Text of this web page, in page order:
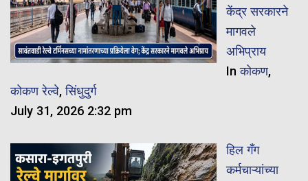
केंद्र सरकारने
मागवले
अभिप्राय
Inकोकण,
कोकण रेल्वे,सिंधुदुर्ग
July 31, 2026 2:32 pm
हिल गँग
कर्मचाऱ्यांच्या